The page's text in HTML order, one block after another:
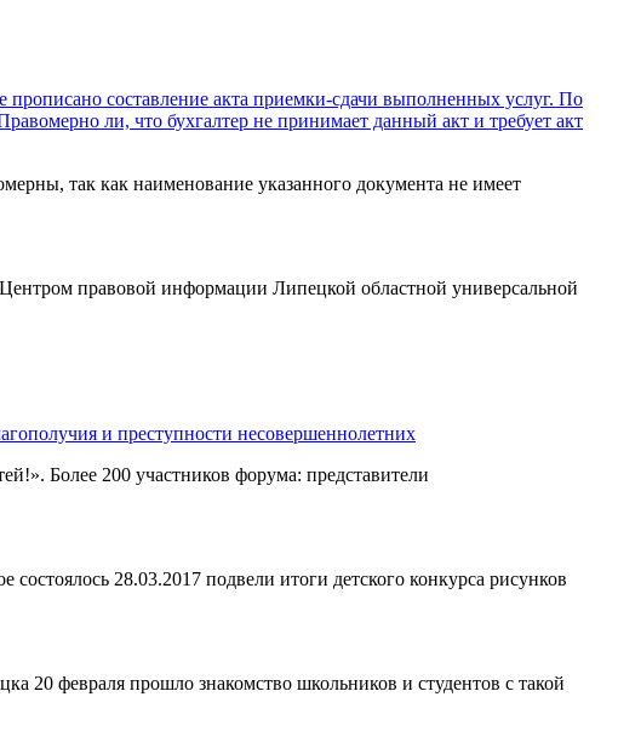
составление акта приемки-сдачи выполненных услуг. По
ли, что бухгалтер не принимает данный акт и требует акт
так как наименование указанного документа не имеет
правовой информации Липецкой областной универсальной
и преступности несовершеннолетних
Более 200 участников форума: представители
28.03.2017 подвели итоги детского конкурса рисунков
20 февраля прошло знакомство школьников и студентов с такой